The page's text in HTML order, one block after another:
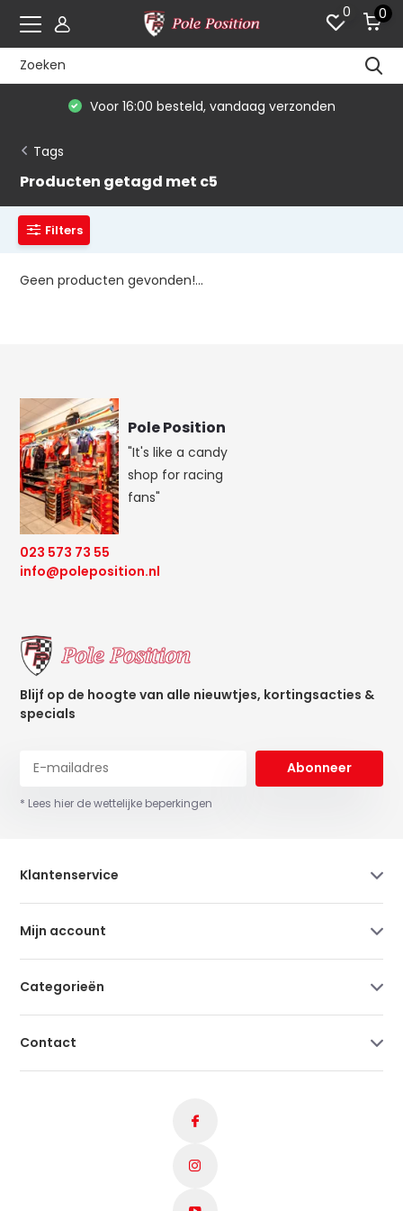
0 0
Voor 16:00 besteld, vandaag verzonden
Tags
Producten getagd met c5
Filters
Geen producten gevonden!...
Pole Position
"It's like a candy
shop for racing
fans"
023 573 73 55
info@poleposition.nl
Blijf op de hoogte van alle nieuwtjes, kortingsacties &
specials
Abonneer
* Lees hier de wettelijke beperkingen
Klantenservice
Mijn account
Categorieën
Contact